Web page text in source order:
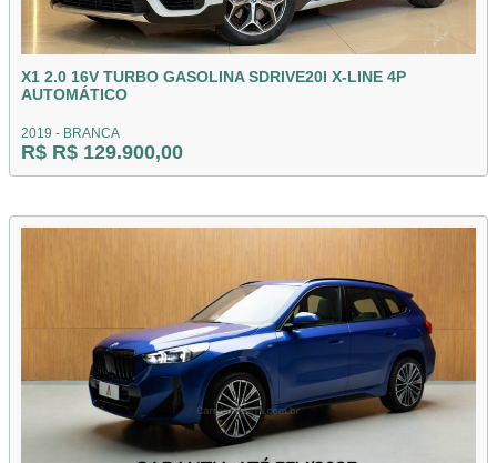
X1 2.0 16V TURBO GASOLINA SDRIVE20I X-LINE 4P
AUTOMÁTICO
2019 - BRANCA
R$ R$ 129.900,00